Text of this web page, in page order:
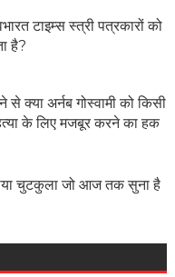
टाइम्स स्त्री पत्रकारों को
है?
से क्या अर्नब गोस्वामी को किसी
के लिए मजबूर करने का हक
चुटकुला जो आज तक सुना है